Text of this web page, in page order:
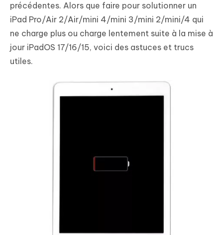
précédentes. Alors que faire pour solutionner un
iPad Pro/Air 2/Air/mini 4/mini 3/mini 2/mini/4 qui
ne charge plus ou charge lentement suite à la mise à
jour iPadOS 17/16/15, voici des astuces et trucs
utiles.